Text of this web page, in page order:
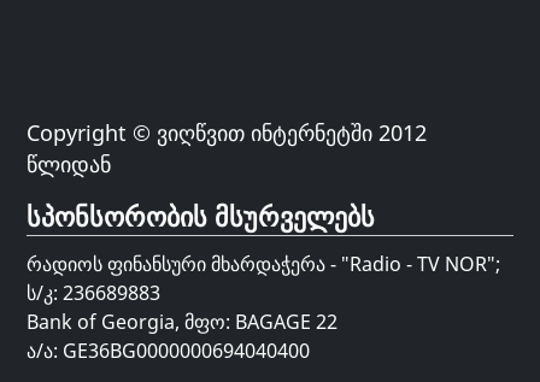
Copyright © ვიღწვით ინტერნეტში 2012
წლიდან
სპონსორობის მსურველებს
რადიოს ფინანსური მხარდაჭერა - "Radio - TV NOR";
ს/კ: 236689883
Bank of Georgia, მფო: BAGAGE 22
ა/ა: GE36BG0000000694040400